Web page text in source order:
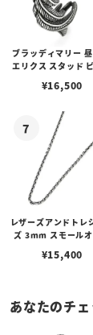
ブラッディマリー
エリクス スタッド
¥16,500
レザーズアンドトレ
ズ 3mm スモール
ブスタークラスプ＆
¥15,400
あなたのチ